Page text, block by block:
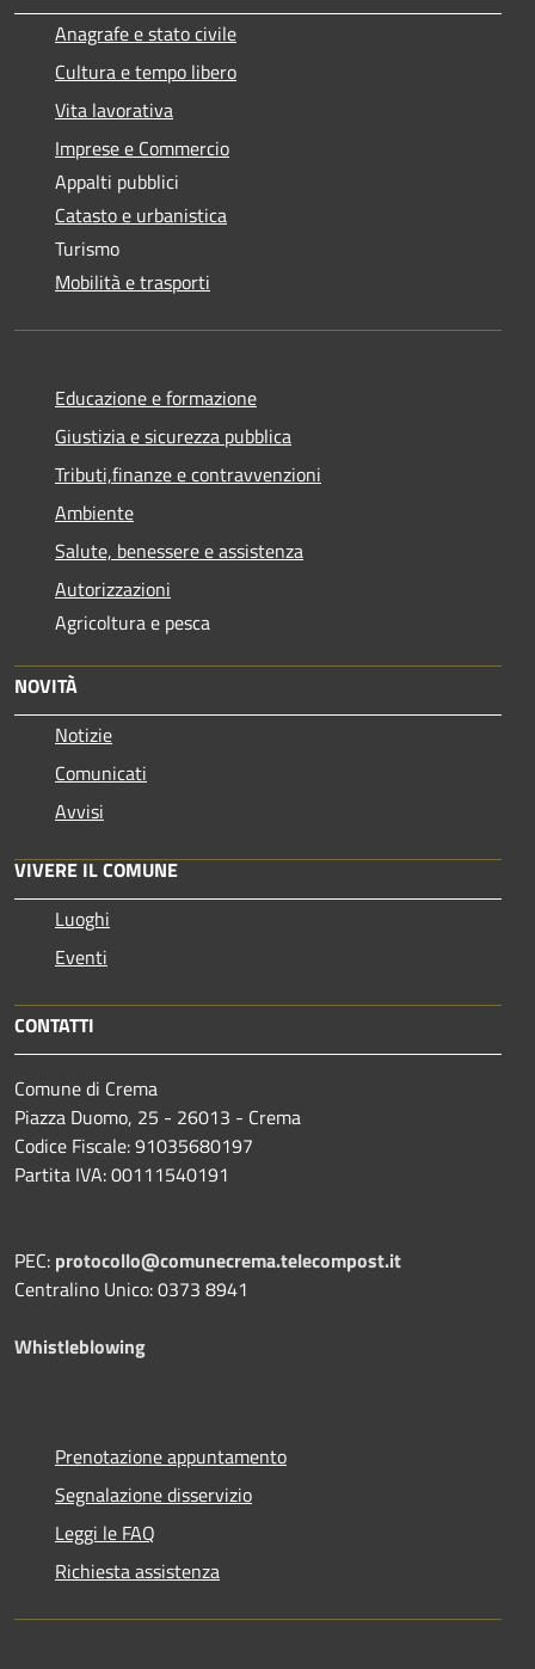
Anagrafe e stato civile
Cultura e tempo libero
Vita lavorativa
Imprese e Commercio
Appalti pubblici
Catasto e urbanistica
Turismo
Mobilità e trasporti
Educazione e formazione
Giustizia e sicurezza pubblica
Tributi,finanze e contravvenzioni
Ambiente
Salute, benessere e assistenza
Autorizzazioni
Agricoltura e pesca
NOVITÀ
Notizie
Comunicati
Avvisi
VIVERE IL COMUNE
Luoghi
Eventi
CONTATTI
Comune di Crema
Piazza Duomo, 25 - 26013 - Crema
Codice Fiscale: 91035680197
Partita IVA: 00111540191
PEC: protocollo@comunecrema.telecompost.it
Centralino Unico: 0373 8941
Whistleblowing
Prenotazione appuntamento
Segnalazione disservizio
Leggi le FAQ
Richiesta assistenza